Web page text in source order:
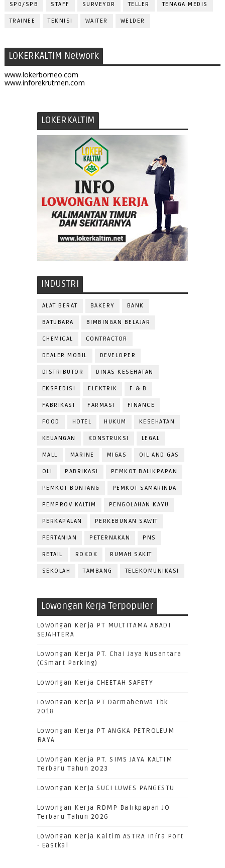
SPG/SPB STAFF SURVEYOR TELLER TENAGA MEDIS
TRAINEE TEKNISI WAITER WELDER
LOKERKALTIM Network
www.lokerborneo.com
www.inforekrutmen.com
LOKERKALTIM
INDUSTRI
ALAT BERAT BAKERY BANK
BATUBARA BIMBINGAN BELAJAR
CHEMICAL CONTRACTOR
DEALER MOBIL DEVELOPER
DISTRIBUTOR DINAS KESEHATAN
EKSPEDISI ELEKTRIK F & B
FABRIKASI FARMASI FINANCE
FOOD HOTEL HUKUM KESEHATAN
KEUANGAN KONSTRUKSI LEGAL
MALL MARINE MIGAS OIL AND GAS
OLI PABRIKASI PEMKOT BALIKPAPAN
PEMKOT BONTANG PEMKOT SAMARINDA
PEMPROV KALTIM PENGOLAHAN KAYU
PERKAPALAN PERKEBUNAN SAWIT
PERTANIAN PETERNAKAN PNS
RETAIL ROKOK RUMAH SAKIT
SEKOLAH TAMBANG TELEKOMUNIKASI
Lowongan Kerja Terpopuler
Lowongan Kerja PT MULTITAMA ABADI
SEJAHTERA
Lowongan Kerja PT. Chai Jaya Nusantara
(CSmart Parking)
Lowongan Kerja CHEETAH SAFETY
Lowongan Kerja PT Darmahenwa Tbk
2018
Lowongan Kerja PT ANGKA PETROLEUM
RAYA
Lowongan Kerja PT. SIMS JAYA KALTIM
Terbaru Tahun 2023
Lowongan Kerja SUCI LUWES PANGESTU
Lowongan Kerja RDMP Balikpapan JO
Terbaru Tahun 2026
Lowongan Kerja Kaltim ASTRA Infra Port
- Eastkal